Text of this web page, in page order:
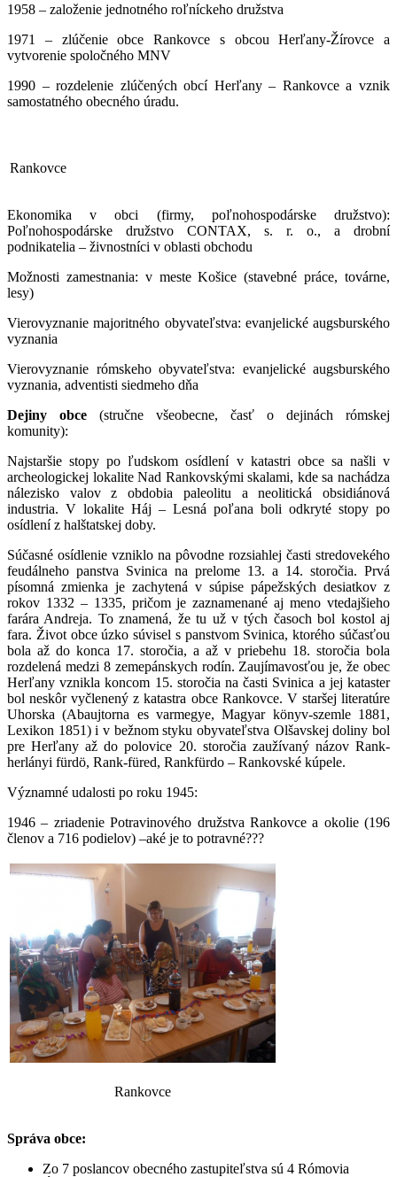
1958 – založenie jednotného roľníckeho družstva
1971 – zlúčenie obce Rankovce s obcou Herľany-Žírovce a
vytvorenie spoločného MNV
1990 – rozdelenie zlúčených obcí Herľany – Rankovce a vznik
samostatného obecného úradu.
Rankovce
Ekonomika v obci (firmy, poľnohospodárske družstvo):
Poľnohospodárske družstvo CONTAX, s. r. o., a drobní
podnikatelia – živnostníci v oblasti obchodu
Možnosti zamestnania: v meste Košice (stavebné práce, továrne,
lesy)
Vierovyznanie majoritného obyvateľstva: evanjelické augsburského
vyznania
Vierovyznanie rómskeho obyvateľstva: evanjelické augsburského
vyznania, adventisti siedmeho dňa
Dejiny obce (stručne všeobecne, časť o dejinách rómskej
komunity):
Najstaršie stopy po ľudskom osídlení v katastri obce sa našli v
archeologickej lokalite Nad Rankovskými skalami, kde sa nachádza
nálezisko valov z obdobia paleolitu a neolitická obsidiánová
industria. V lokalite Háj – Lesná poľana boli odkryté stopy po
osídlení z halštatskej doby.
Súčasné osídlenie vzniklo na pôvodne rozsiahlej časti stredovekého
feudálneho panstva Svinica na prelome 13. a 14. storočia. Prvá
písomná zmienka je zachytená v súpise pápežských desiatkov z
rokov 1332 – 1335, pričom je zaznamenané aj meno vtedajšieho
farára Andreja. To znamená, že tu už v tých časoch bol kostol aj
fara. Život obce úzko súvisel s panstvom Svinica, ktorého súčasťou
bola až do konca 17. storočia, a až v priebehu 18. storočia bola
rozdelená medzi 8 zemepánskych rodín. Zaujímavosťou je, že obec
Herľany vznikla koncom 15. storočia na časti Svinica a jej kataster
bol neskôr vyčlenený z katastra obce Rankovce. V staršej literatúre
Uhorska (Abaujtorna es varmegye, Magyar könyv-szemle 1881,
Lexikon 1851) i v bežnom styku obyvateľstva Olšavskej doliny bol
pre Herľany až do polovice 20. storočia zaužívaný názov Rank-
herlányi fürdö, Rank-füred, Rankfürdo – Rankovské kúpele.
Významné udalosti po roku 1945:
1946 – zriadenie Potravinového družstva Rankovce a okolie (196
členov a 716 podielov) –aké je to potravné???
Rankovce
Správa obce:
Zo 7 poslancov obecného zastupiteľstva sú 4 Rómovia